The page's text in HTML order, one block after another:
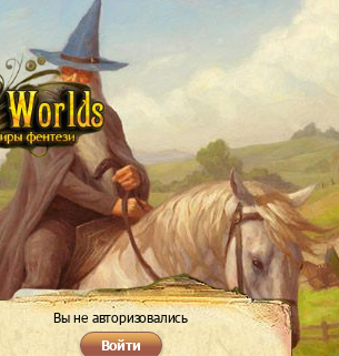
Вы не авторизовались
Войти